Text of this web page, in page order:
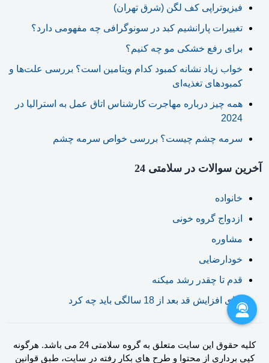
فیزیوتراپی کف لگن (شرق تهران)
تغییرات پارانشیم کبد در سونوگرافی چه مفهومی دارد؟
برای رفع خشکی مو چه کنیم؟
خواب زیاد نشانه کمبود کدام ویتامین است؟ بررسی علت‌ها و
کمبودهای تغذیه‌ای
همه چیز درباره مهاجرت کارشناس اتاق عمل به استرالیا در
2024
سرمه چشم چیست؟ بررسی خواص سرمه چشم
آخرین سوالات در سلامتی 24
خانواده
ازدواج گروه خونی
مشاوره
خودارضایی
قدم تا چقدر رشد میکنه
برای افزایش قد بعد از 18 سالگی باید چه کرد
کلیه حقوق این سایت متعلق به گروه سلامتی 24 می باشد. هرگونه
کپی برداری از محتوا و طرح های بکار رفته در سایت، طبق قوانین